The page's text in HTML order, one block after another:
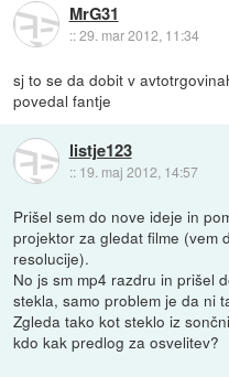
MrG31
::29. mar 2012, 11:34
sj to se da dobit v
povedal fantje
listje123
:: 19. maj 2012, 14:57
Prišel sem do nove ideje in
projektor za gledat filme (vem
resolucije).
No js sm mp4 razdru in prišel
stekla, samo problem je da ni
Zgleda tako kot steklo iz
kdo kak predlog za osvelitev?